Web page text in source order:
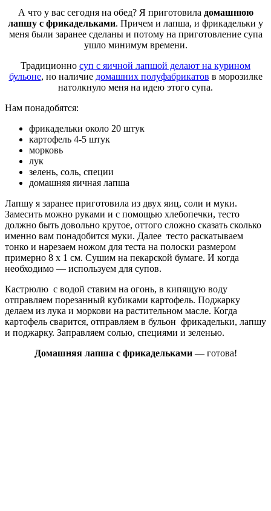
А что у вас сегодня на обед? Я приготовила домашнюю
лапшу с фрикадельками. Причем и лапша, и фрикадельки у
меня были заранее сделаны и потому на приготовление супа
ушло минимум времени.
Традиционно суп с яичной лапшой делают на курином
бульоне, но наличие домашних полуфабрикатов в морозилке
натолкнуло меня на идею этого супа.
Нам понадобятся:
фрикадельки около 20 штук
картофель 4-5 штук
морковь
лук
зелень, соль, специи
домашняя яичная лапша
Лапшу я заранее приготовила из двух яиц, соли и муки.
Замесить можно руками и с помощью хлебопечки, тесто
должно быть довольно крутое, оттого сложно сказать сколько
именно вам понадобится муки. Далее тесто раскатываем
тонко и нарезаем ножом для теста на полоски размером
примерно 8 х 1 см. Сушим на пекарской бумаге. И когда
необходимо — используем для супов.
Кастрюлю с водой ставим на огонь, в кипящую воду
отправляем порезанный кубиками картофель. Поджарку
делаем из лука и моркови на растительном масле. Когда
картофель сварится, отправляем в бульон фрикадельки, лапшу
и поджарку. Заправляем солью, специями и зеленью.
Домашняя лапша с фрикадельками— готова!